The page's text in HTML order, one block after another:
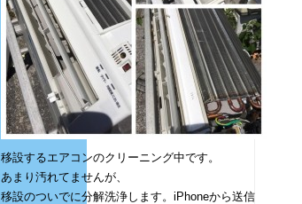
移設するエアコンのクリーニング中です。
あまり汚れてませんが、
移設のついでに分解洗浄します。iPhoneから送信